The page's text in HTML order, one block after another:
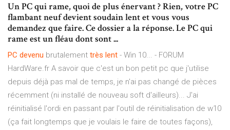
Un PC qui rame, quoi de plus énervant ? Rien, votre PC
flambant neuf devient soudain lent et vous vous
demandez que faire. Ce dossier a la réponse. Le PC qui
rame est un fléau dont sont ...
PC devenu brutalement très lent - Win 10... - FORUM
HardWare.fr A savoir que c'est un bon petit pc que j'utilise
depuis déjà pas mal de temps, je n'ai pas changé de pièces
récemment (ni installé de nouveau soft d'ailleurs)... J'ai
réinitialisé l'ordi en passant par l'outil de réinitialisation de w10
(ça fait longtemps que je voulais le faire de toutes façons),